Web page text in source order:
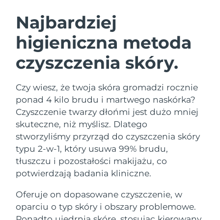
Najbardziej
higieniczna metoda
czyszczenia skóry.
Czy wiesz, że twoja skóra gromadzi rocznie
ponad 4 kilo brudu i martwego naskórka?
Czyszczenie twarzy dłońmi jest dużo mniej
skuteczne, niż myślisz. Dlatego
stworzyliśmy przyrząd do czyszczenia skóry
typu 2-w-1, który usuwa 99% brudu,
tłuszczu i pozostałości makijażu, co
potwierdzają badania kliniczne.
Oferuje on dopasowane czyszczenie, w
oparciu o typ skóry i obszary problemowe.
URODY
Oczyszczanie twarzy
LUNA™ 4 zestaw
Anti-aging massage
LUNA™ 4 Plus
Massage, LED heating
For men, anti-aging massage
Lifting twarzy
BEAR™ 2 zestaw
Microcurrent toning
BEAR™ 2 go
Microcurrent toning on-the-go
Microcurrent line smoothing device
Nawilżenie
UFO™ 3 zestaw
Deep facial hydration
UFO™ 3 LED
Near-infrared and red light therapy
device
Pielęgnacja jamy
ustnej
issa™ 4
Hybrid silicone sonic toothbrush
issa™ 4 plus
Smart hybrid silicone sonic toothbrush
FAQ™ ZABIEG ANTI-AGING
Anti-aging Zabiegi LED
Australia
Oczekiwany czas dostawy
8/11/26
Austria
Oczekiwany czas dostawy
Bahrajn
Oczekiwany czas dostawy
8/9/26
Belgia
Oczekiwany czas dostawy
8/8/26
Bermudy
Oczekiwany czas dostawy
Hercegowina
8/11/26
Oczekiwany czas dostawy